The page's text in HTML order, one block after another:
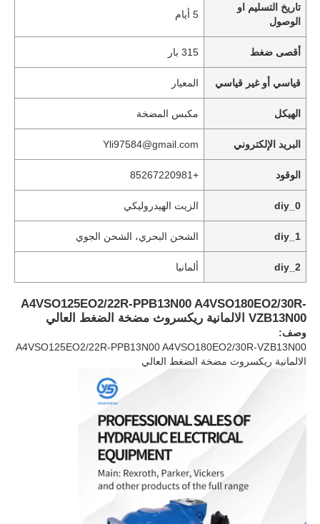
المنزل
منتجات
فيديوهات
معلومات عنا
جولة في المصنع
تاريخ التسليم او
الوصول
5 أيام
أقصى ضغط 315 بار
قياسي أو غير قياسي المعيار
الهيكل مكبس المضخة
البريد الإلكتروني Yli97584@gmail.com
الوقود +85267220981
diy_0 الزيت الهيدروليكي
diy_1 الشحن البحري، الشحن الجوي
diy_2 ألمانيا
A4VSO125EO2/22R-PPB13N00 A4VSO180EO2/30R-
VZB13N00 الالمانية ريكسروث مضخة الضغط العالي
وصف:
A4VSO125EO2/22R-PPB13N00 A4VSO180EO2/30R-VZB13N00
الالمانية ريكسروث مضخة الضغط العالي